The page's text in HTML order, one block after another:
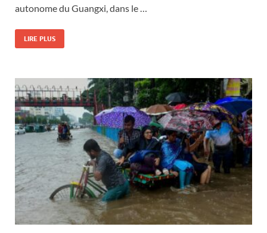
autonome du Guangxi, dans le …
LIRE PLUS